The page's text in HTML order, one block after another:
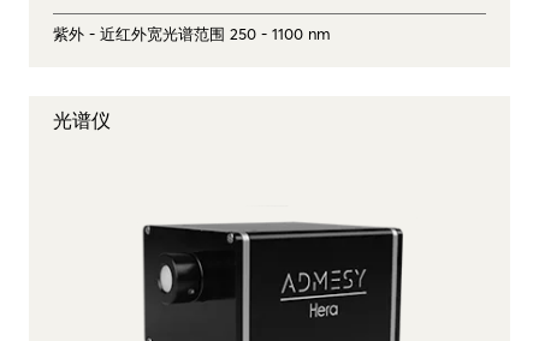
紫外 - 近红外宽光谱范围 250 - 1100 nm
光谱仪